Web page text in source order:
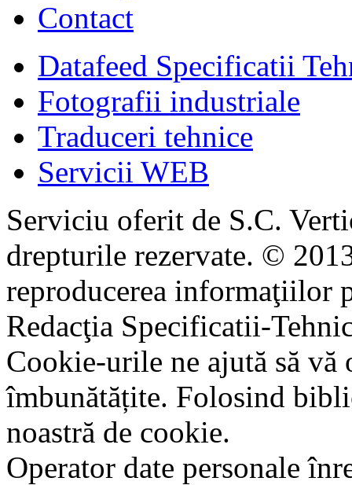
Contact
Datafeed Specificatii
Fotografii industriale
Traduceri tehnice
Servicii WEB
Serviciu oferit de S.C.
drepturile rezervate. ©
reproducerea informaţiilor
Redacţia Specificatii-
Cookie-urile ne ajută să
îmbunătățite. Folosind
noastră de cookie.
Operator date personale